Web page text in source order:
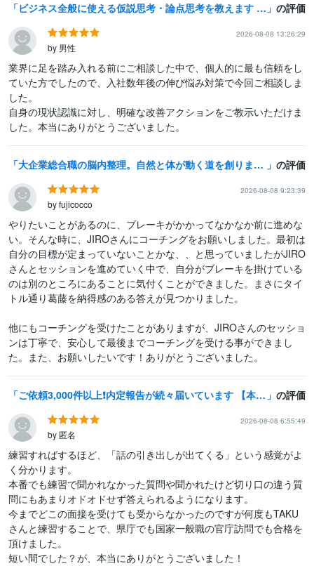
ビジネス全般に使える仮説思考・論点思考を教えます 戦略コンサルが、実戦形式で仮説思考・論点思考を教えます の評価
2026-08-08 13:26:29
by 男性
業界に足を踏み入れる前にご相談した中で、個人的に最も信頼をし
ていた方でしたので、入社数年後の伸び悩み対策で今回ご相談しま
した。
自身の現状認識に対し、明確な改善アクションをご教示いただけま
した。本当にありがとうございました。
大企業総合職の脳内整理。自然と体が動く道を創ります 葛藤を納得感に変える。JTC実務×専門技術で思考のバグを解除 の評価
2026-08-08 9:23:39
by fujicocco
やりたいことがあるのに、ブレーキがかかってなかなか前に進めな
い。そんな時に、JIROさんにコーチングをお願いしました。最初は
自分の目標が定まっていないことかな、、と思っていましたがJIRO
さんとセッションを進めていく中で、自分がブレーキを掛けている
のは別のところにあることに気付くことができました。まさにタイ
トル通り葛藤を納得感のある答えが見つかりました。
他にもコーチングを受けたことがありますが、JIROさんのセッショ
ンは丁寧で、安心して最後までコーチングを受ける事ができまし
た。また、お願いしたいです！ありがとうございました。
ご依頼3,000件以上❗内定報告が続々届いています 【本番を想定した模擬面接】公務員試験、新卒・経験者採用対応 の評価
2026-08-08 6:55:49
by 匿名
練習すればするほど、「話の引き出しが出てくる」という感覚がよ
く分かります。
本番でも練習で聞かれなかった質問や聞かれたけど切り口の違う質
問にもあまりオドオドせず答えられるようになります。
今までどこの面接を受けても受からなかったのですが何度もTAKU
さんと練習することで、県庁でも国家一般職の官庁訪問でも合格を
頂けました。
短い間でした？が、本当にありがとうございました！